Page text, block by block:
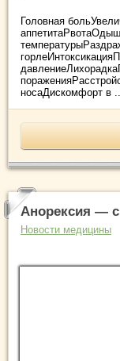
Головная
носаДискомфорт в
Анорексия —
Новости медицины